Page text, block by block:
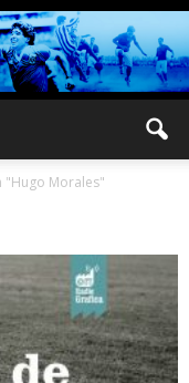
"Hugo Morales"